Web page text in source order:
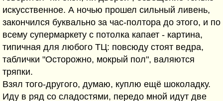
искусственное. А ночью прошел сильный ливень,
закончился буквально за час-полтора до этого, и по
всему супермаркету с потолка капает - картина,
типичная для любого ТЦ: повсюду стоят ведра,
таблички "Осторожно, мокрый пол", валяются
тряпки.
Взял того-другого, думаю, куплю ещё шоколадку.
Иду в ряд со сладостями, передо мной идут две